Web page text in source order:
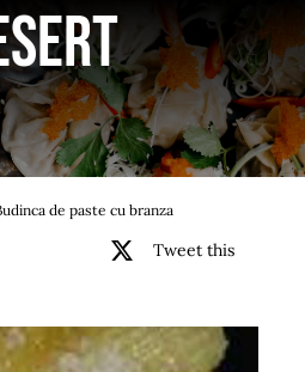
Break
de paste cu branza
Tweet this